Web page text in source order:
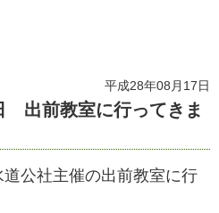
平成28年08月17日
出前教室に行ってきま
公社主催の出前教室に行